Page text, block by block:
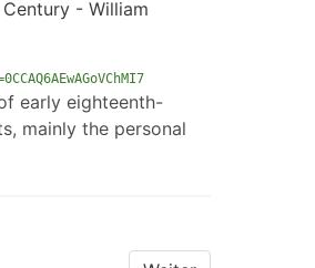
- William
early eighteenth-
mainly the personal